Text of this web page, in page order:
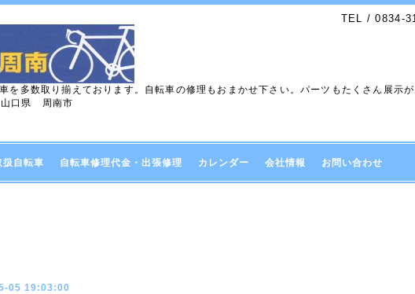
TEL / 0834-
を多数取り揃えております。自転車の修理もおまかせ下さい。パーツもたくさん展示
山口県 周南市
扱自転車 自転車修理代金・出張修理 カレンダー 会社情報 お問い合わせ
05 19:03:00